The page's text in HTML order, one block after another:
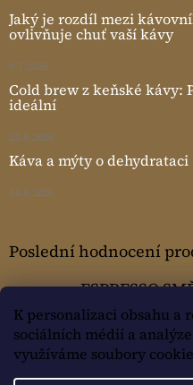
K personalizaci obsahu
sociálních médií a
využíváme soubory
Jaký je rozdíl mezi
ovlivňuje chuť vaší kávy
9.7.2026
Cold brew z keňské kávy:
ideální
22.6.2026
Káva a mýty o dehydrataci
14.6.2026
Poslední hodnocení
ESPRESSO
Hodnocení
| Žaneta